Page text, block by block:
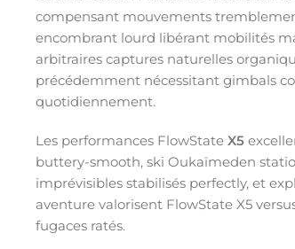
compensant mouvements
encombrant lourd libérant mobilités
arbitraires captures naturelles
précédemment nécessitant gimbals
quotidiennement.
Les performances FlowState X5
buttery-smooth, ski Oukaïmeden
imprévisibles stabilisés perfectly, et
aventure valorisent FlowState X5
fugaces ratés.